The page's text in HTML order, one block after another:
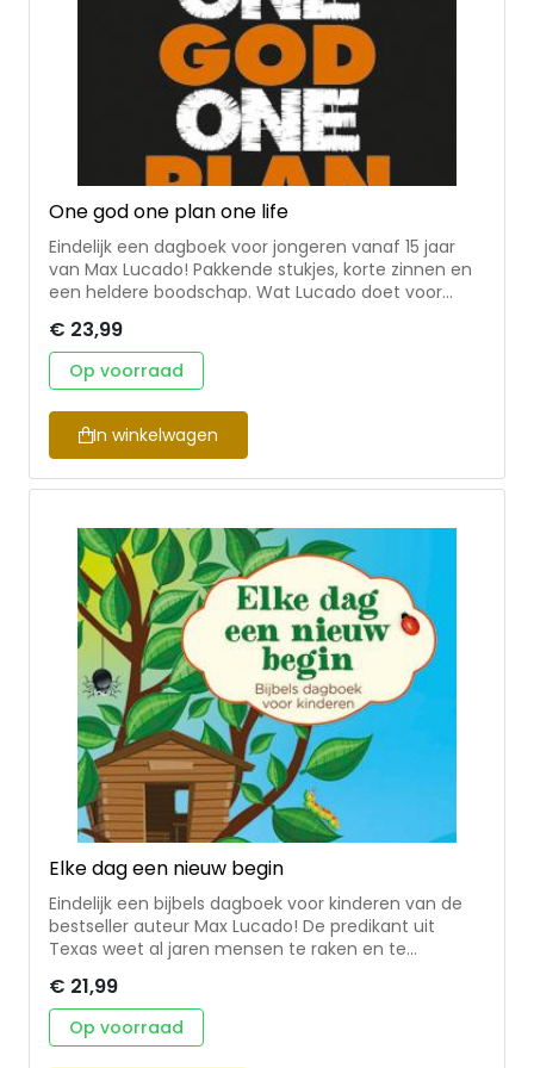
One god one plan one life
Eindelijk een dagboek voor jongeren vanaf 15 jaar
van Max Lucado! Pakkende stukjes, korte zinnen en
een heldere boodschap. Wat Lucado doet voor
Het leven voor jongeren is lang niet altijd makkelijk.
Lucado wil hen aansporen om leiding, troost en
bemoediging voor hun leven te zoeken in de Bijbel.
met overdenkingen over vertrouwen,
gehoorzaamheid maar ook wijsheid, pesten, alcohol
en zelfbeeld. Elke dag is hetzelfde opgebouwd; een
bijbeltekst, een korte inspirerende overdenking die
God voor de lezer heeft. Met handig leeslint. One
God One Plan One Life helpt tieners bij het omgaan
met de verleidingen, stress en keuzes die horen bij
hun levensfase door te focussen op een van de
basisdingen in het leven: hun relatie met God.
Aantrekkelijk uitgevoerd met binnenwerk in 2
kleuren, leeslint en hardcover in handzaam
formaat.
€ 23,99
Op voorraad
In winkelwagen
Elke dag een nieuw begin
Eindelijk een bijbels dagboek voor kinderen van de
bestseller auteur Max Lucado! De predikant uit
Texas weet al jaren mensen te raken en te
bijbeloverdenkingen en nu is er dan ook een
dagboek voor kinderen. 'Elke dag een nieuw begin' is
gebaseerd op de succesvolle titel 'Leven uit
€ 21,99
Op voorraad